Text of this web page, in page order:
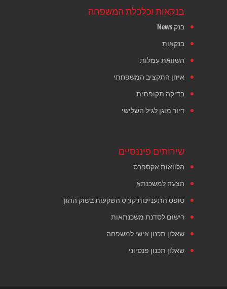
בנקאות וכלכלת המשפחה
בנק News
בנקאות
השוואת עמלות
איזון התקציב המשפחתי
בדיקה תקופתית
דיור מוגן לגיל השלישי
שירותים פיננסיים
הלוואות אקספרס
הצעה למשכנתא
טופס התעניינות קורס השקעות בשוק ההון
רישום לסדנת משכנתאות
שאלון תכנון אישי למשפחה
שאלון תכנון פנסיוני